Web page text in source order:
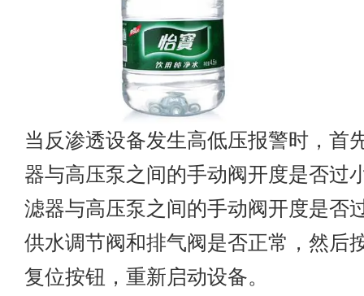
当反渗透设备发生高低压报警时，首
器与高压泵之间的手动阀开度是否过
滤器与高压泵之间的手动阀开度是否
供水调节阀和排气阀是否正常，然后
复位按钮，重新启动设备。